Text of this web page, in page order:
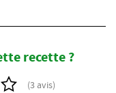
recette ?